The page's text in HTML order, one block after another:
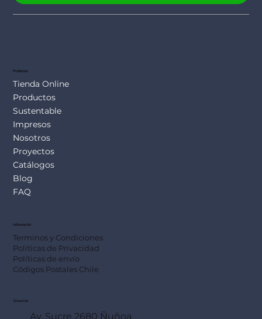
Productos
Tienda Online
Productos
Sustentable
Impresos
Nosotros
Proyectos
Catálogos
Blog
FAQ
Información
Terminos y Condiciones
Políticas de Privacidad
Políticas de envío
Códigos Postales Chile
Dirección
Av. Sucre 2680 Ñuñoa